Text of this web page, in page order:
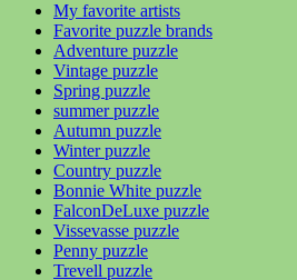
My favorite artists
Favorite puzzle brands
Adventure puzzle
Vintage puzzle
Spring puzzle
summer puzzle
Autumn puzzle
Winter puzzle
Country puzzle
Bonnie White puzzle
FalconDeLuxe puzzle
Vissevasse puzzle
Penny puzzle
Trevell puzzle